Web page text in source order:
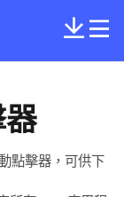
點擊器，可供下